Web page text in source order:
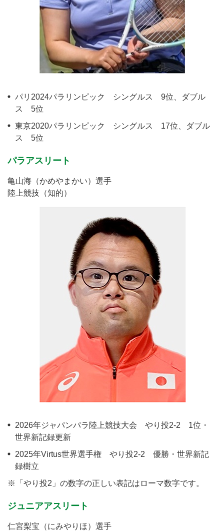
パリ2024パラリンピック シングルス 9位、ダブル
ス 5位
東京2020パラリンピック シングルス 17位、ダブル
ス 5位
パラアスリート
亀山海（かめやまかい）選手
陸上競技（知的）
2026年ジャパンパラ陸上競技大会 やり投2-2 1位・
世界新記録更新
2025年Virtus世界選手権 やり投2-2 優勝・世界新記
録樹立
※「やり投2」の数字の正しい表記はローマ数字です。
ジュニアアスリート
仁宮梨宝（にみやりほ）選手